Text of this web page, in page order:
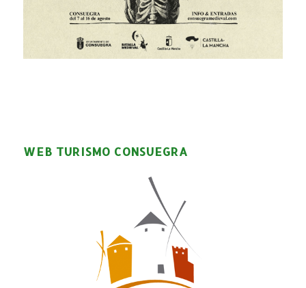
WEB TURISMO CONSUEGRA